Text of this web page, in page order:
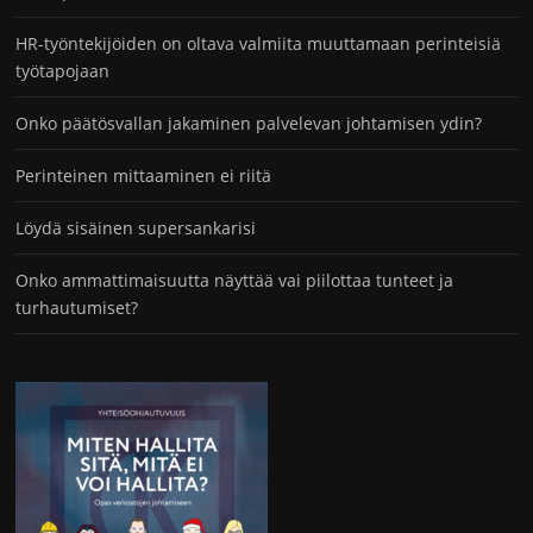
HR-työntekijöiden on oltava valmiita muuttamaan perinteisiä
työtapojaan
Onko päätösvallan jakaminen palvelevan johtamisen ydin?
Perinteinen mittaaminen ei riitä
Löydä sisäinen supersankarisi
Onko ammattimaisuutta näyttää vai piilottaa tunteet ja
turhautumiset?